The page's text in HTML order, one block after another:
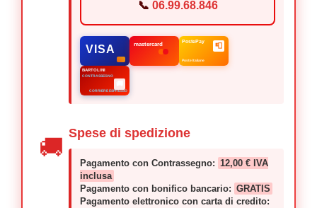
📞 06.99.68.846
VISA
mastercard PostePay
Poste Italiane
📮
BARTOLINI
CONTRASSEGNO
CORRIERE ESPRESSO
🚚
🚚
Spese di spedizione
Pagamento con Contrassegno: 12,00 € IVA
inclusa
Pagamento con bonifico bancario: GRATIS
Pagamento elettronico con carta di credito: